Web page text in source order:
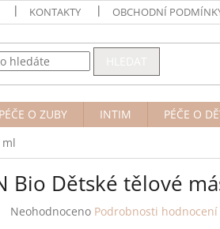
KONTAKTY OBCHODNÍ
PÉČE O ZUBY INTIM PÉČE O
ml
Bio Dětské tělové
Průměrné
Neohodnoceno Podrobnosti hodnocení